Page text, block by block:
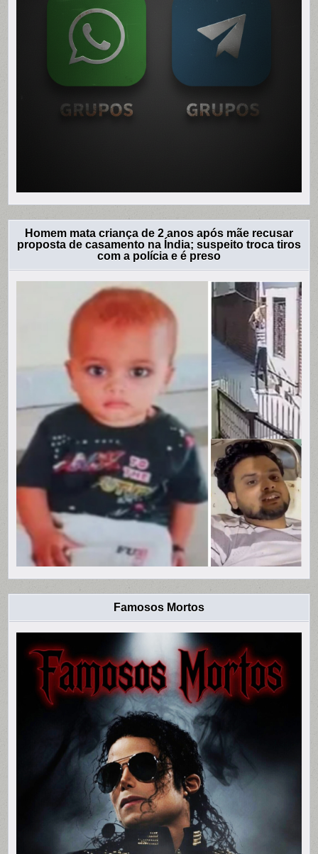
Homem mata criança de 2 anos após mãe recusar
proposta de casamento na Índia; suspeito troca tiros
com a polícia e é preso
Famosos Mortos